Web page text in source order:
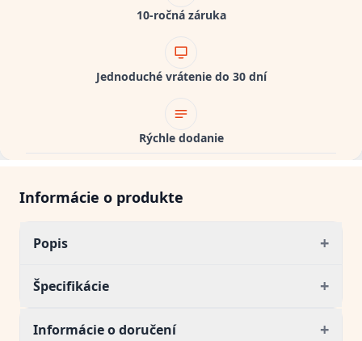
10-ročná záruka
Jednoduché vrátenie do 30 dní
Rýchle dodanie
Informácie o produkte
Popis +
Špecifikácie +
Informácie o doručení +